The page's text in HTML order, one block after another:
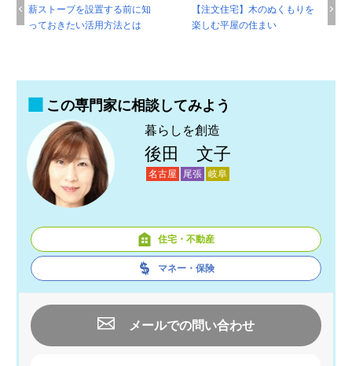
薪ストーブを設置する前に知
っておきたい活用方法とは
【注文住宅】木のぬくもりを
楽しむ平屋の住まい
この専門家に相談してみよう
暮らしを創造
後田 文子
名古屋 尾張 岐阜
住宅・不動産
マネー・保険
メールでの問い合わせ